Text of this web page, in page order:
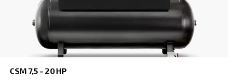
También puede elegir el mismo modelo con distintas
o con una potencia de salida diferente
VELOCIDAD VARIABLE